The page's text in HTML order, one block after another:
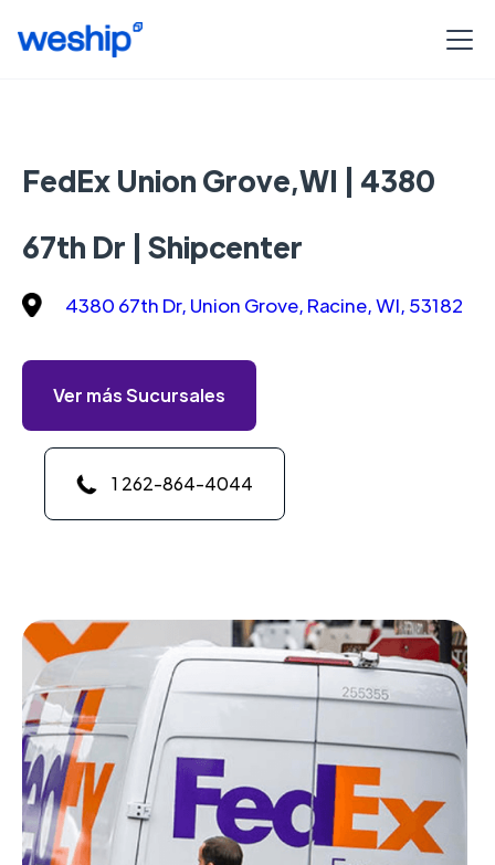
FedEx Union Grove,WI | 4380
67th Dr | Shipcenter
4380 67th Dr, Union Grove, Racine, WI, 53182
Ver más Sucursales
1 262-864-4044